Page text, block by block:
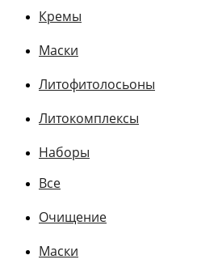
Кремы
Маски
Литофитолосьоны
Литокомплексы
Наборы
Все
Очищение
Маски